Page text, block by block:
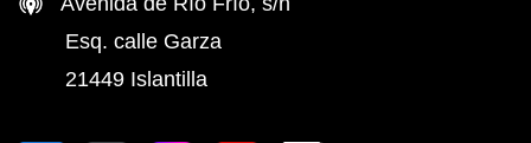
Esq. calle Garza
21449 Islantilla